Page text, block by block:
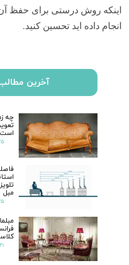
اینکه روش درستی برای حفظ
انجام داده اید تحسین کنید.
آخرین
چه
۲۵
مبل
۲۵
۲۱ فروردین ۰۳